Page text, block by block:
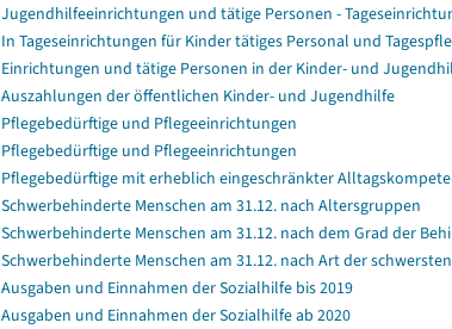
Jugendhilfeeinrichtungen und tätige Personen -
In Tageseinrichtungen für Kinder tätiges Personal und
Einrichtungen und tätige Personen in der Kinder- und
Auszahlungen der öffentlichen Kinder- und Jugendhilfe
Pflegebedürftige und Pflegeeinrichtungen
Pflegebedürftige und Pflegeeinrichtungen
Pflegebedürftige mit erheblich eingeschränkter
Schwerbehinderte Menschen am 31.12. nach Altersgruppen
Schwerbehinderte Menschen am 31.12. nach dem Grad der
Schwerbehinderte Menschen am 31.12. nach Art der
Ausgaben und Einnahmen der Sozialhilfe bis 2019
Ausgaben und Einnahmen der Sozialhilfe ab 2020